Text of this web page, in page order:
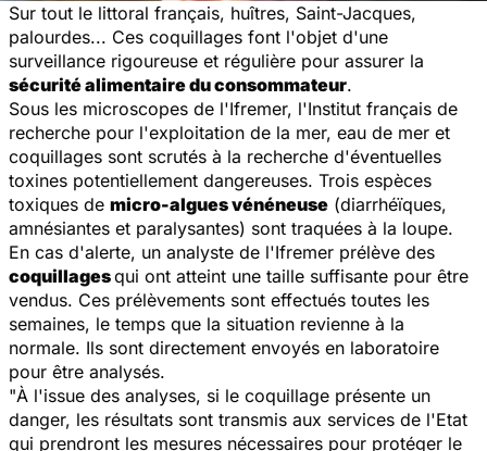
Sur tout le littoral français, huîtres, Saint-Jacques,
palourdes... Ces coquillages font l'objet d'une
surveillance rigoureuse et régulière pour assurer la
sécurité alimentaire du consommateur.
Sous les microscopes de l'Ifremer, l'Institut français de
recherche pour l'exploitation de la mer, eau de mer et
coquillages sont scrutés à la recherche d'éventuelles
toxines potentiellement dangereuses. Trois espèces
toxiques de micro-algues vénéneuse (diarrhéïques,
amnésiantes et paralysantes) sont traquées à la loupe.
En cas d'alerte, un analyste de l'Ifremer prélève des
coquillagesqui ont atteint une taille suffisante pour être
vendus. Ces prélèvements sont effectués toutes les
semaines, le temps que la situation revienne à la
normale. Ils sont directement envoyés en laboratoire
pour être analysés.
"À l'issue des analyses, si le coquillage présente un
danger, les résultats sont transmis aux services de l'Etat
qui prendront les mesures nécessaires pour protéger le